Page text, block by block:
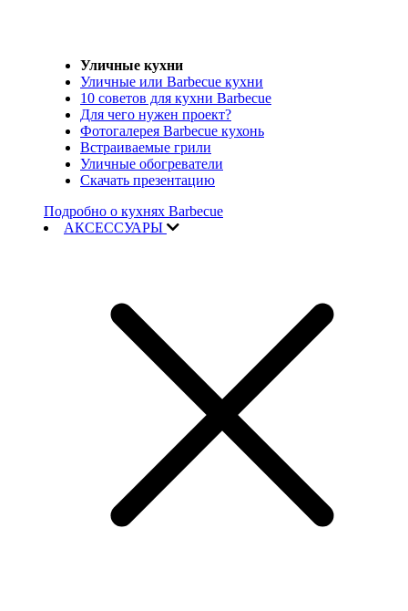
Уличные кухни
Уличные или Barbecue кухни
10 советов для кухни Barbecue
Для чего нужен проект?
Фотогалерея Barbecue кухонь
Встраиваемые грили
Уличные обогреватели
Скачать презентацию
Подробно о кухнях Barbecue
АКСЕССУАРЫ